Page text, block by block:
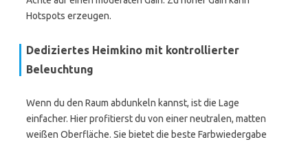
Hotspots erzeugen.
Dediziertes Heimkino mit kontrollierter
Beleuchtung
Wenn du den Raum abdunkeln kannst, ist die Lage
einfacher. Hier profitierst du von einer neutralen, matten
weißen Oberfläche. Sie bietet die beste Farbwiedergabe